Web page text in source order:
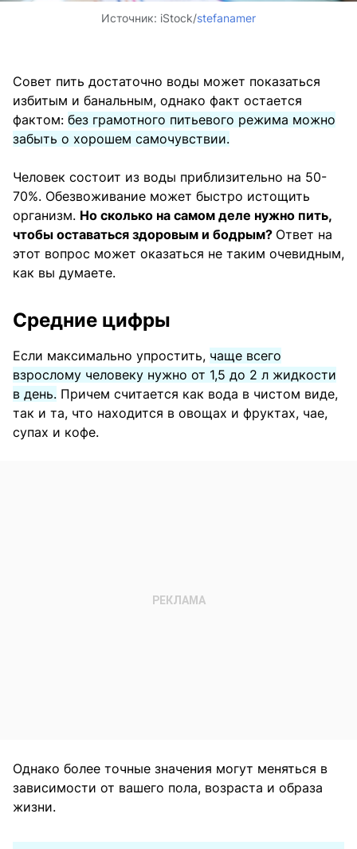
Источник: iStock/stefanamer
Совет пить достаточно воды может показаться
избитым и банальным, однако факт остается
фактом: без грамотного питьевого режима можно
забыть о хорошем самочувствии.
Человек состоит из воды приблизительно на 50-
70%. Обезвоживание может быстро истощить
организм. Но сколько на самом деле нужно пить,
чтобы оставаться здоровым и бодрым? Ответ на
этот вопрос может оказаться не таким очевидным,
как вы думаете.
Средние цифры
Если максимально упростить, чаще всего
взрослому человеку нужно от 1,5 до 2 л жидкости
в день. Причем считается как вода в чистом виде,
так и та, что находится в овощах и фруктах, чае,
супах и кофе.
Однако более точные значения могут меняться в
зависимости от вашего пола, возраста и образа
жизни.